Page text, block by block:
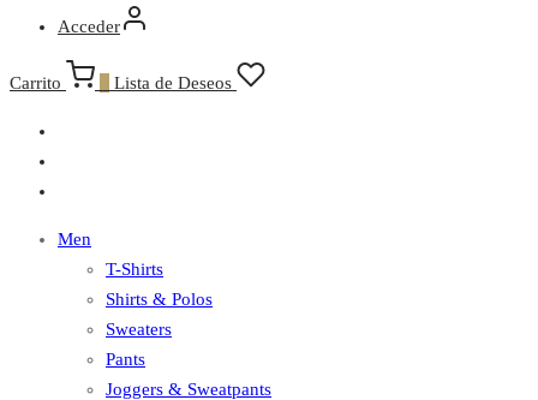
Acceder
Carrito Lista de Deseos
Men
T-Shirts
Shirts & Polos
Sweaters
Pants
Joggers & Sweatpants